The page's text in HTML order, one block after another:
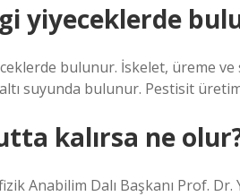
yiyeceklerde
bulunur. İskelet, üreme
suyunda bulunur. Pestisit
kalırsa ne
Anabilim Dalı Başkanı Prof.